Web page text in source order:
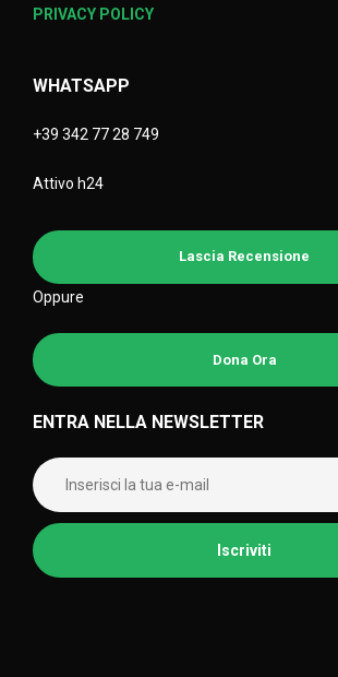
PRIVACY POLICY
WHATSAPP
+39 342 77 28 749
Attivo h24
Lascia Recensione
Oppure
Dona Ora
ENTRA NELLA NEWSLETTER